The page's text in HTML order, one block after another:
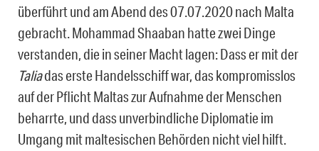
überführt und am Abend des 07.07.2020 nach Malta
gebracht. Mohammad Shaaban hatte zwei Dinge
verstanden, die in seiner Macht lagen: Dass er mit der
Taliadas erste Handelsschiff war, das kompromisslos
auf der Pflicht Maltas zur Aufnahme der Menschen
beharrte, und dass unverbindliche Diplomatie im
Umgang mit maltesischen Behörden nicht viel hilft.